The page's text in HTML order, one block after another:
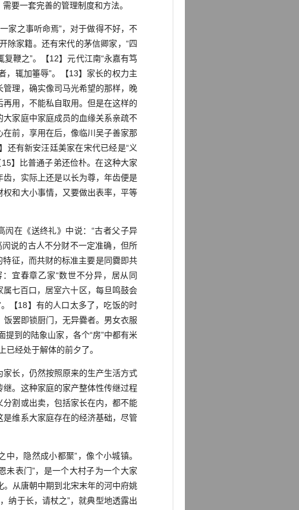
要一套完善的管理制度和方法。
之事听命焉”，对于做得不好，不
除家籍。还有宋代的茅信卿家，“四
鞭之”。【12】元代江南“永嘉有笃
辄加箠辱”。【13】家长的权力主
理，确实像司马光希望的那样，晚
用，不能私自取用。但是在这样的
家庭中家庭成员的血缘关系亲疏不
前，享用在后，像临川吴子善家那
还有新安汪廷美家在宋代已经是“义
】比普通子弟还俭朴。在这种大家
，实际上还是以长为尊，年齿便是
和大小事情，又要做出表率，平等
在《送终礼》中说：“古者父子异
说的古人不分财不一定准确，但所
征，而共财的标准主要是同爨即共
宜春章乙家“数世不分异，居从同
七百口，居室六十区，每旦鸣鼓会
【18】有的人口太多了，吃饭的时
饭罢即锁厨门，无异爨者。男女衣服
提到的陆象山家，各个“房”中都有米
已经处于解体的前夕了。
长，仍然按照原来的生产生活方式
。这种家庭的家产整体性传继过程
割或出卖，包括家长在内，都不能
维系大家庭存在的经济基础，尽管
，隐然成小都聚”，像个小城镇。
未表门”，是一个大村子为一个大家
从唐朝中期到北宋末年的河中府姚
纳于长，请杖之”，就典型地透露出